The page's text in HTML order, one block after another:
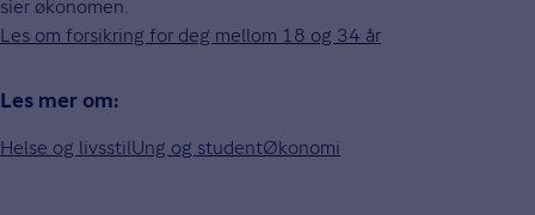
sier økonomen.
Les om forsikring for deg mellom 18 og 34 år
Les mer om:
Helse og livsstilUng og studentØkonomi